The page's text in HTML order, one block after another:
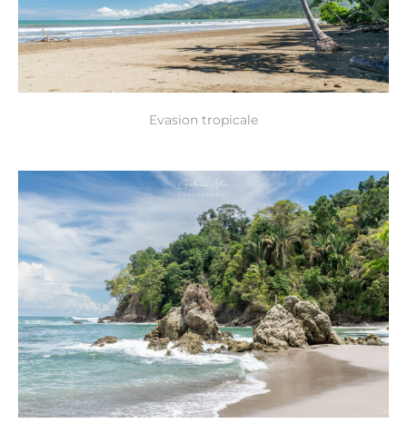
Evasion tropicale